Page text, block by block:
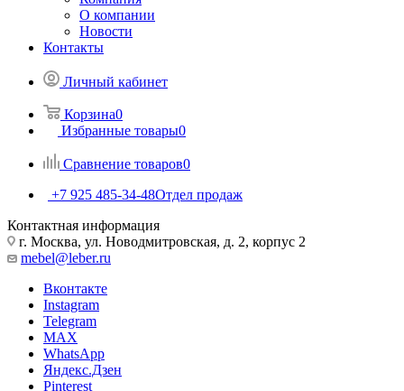
О компании
Новости
Контакты
Личный кабинет
Корзина0
Избранные товары0
Сравнение товаров0
+7 925 485-34-48Отдел продаж
Контактная информация
г. Москва, ул. Новодмитровская, д. 2, корпус 2
mebel@leber.ru
Вконтакте
Instagram
Telegram
MAX
WhatsApp
Яндекс.Дзен
Pinterest